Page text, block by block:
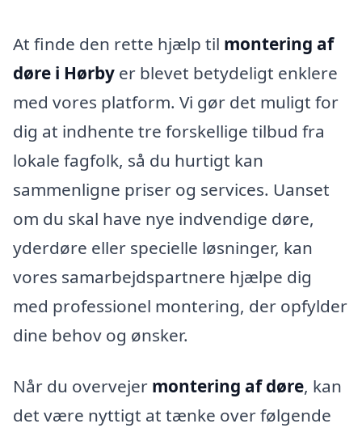
At finde den rette hjælp til montering af
døre i Hørby er blevet betydeligt enklere
med vores platform. Vi gør det muligt for
dig at indhente tre forskellige tilbud fra
lokale fagfolk, så du hurtigt kan
sammenligne priser og services. Uanset
om du skal have nye indvendige døre,
yderdøre eller specielle løsninger, kan
vores samarbejdspartnere hjælpe dig
med professionel montering, der opfylder
dine behov og ønsker.
Når du overvejer montering af døre, kan
det være nyttigt at tænke over følgende